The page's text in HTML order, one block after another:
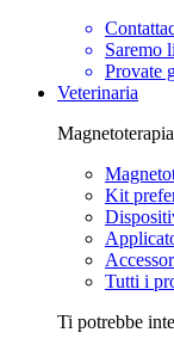
Saremo
Provate
Veterinaria
Kit
Tutti i
Ti potrebbe